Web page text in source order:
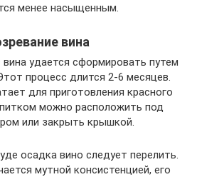
менее насыщенным.
вина
удается сформировать путем
процесс длится 2-6 месяцев.
для приготовления красного
можно расположить под
или закрыть крышкой.
осадка вино следует перелить.
мутной консистенцией, его